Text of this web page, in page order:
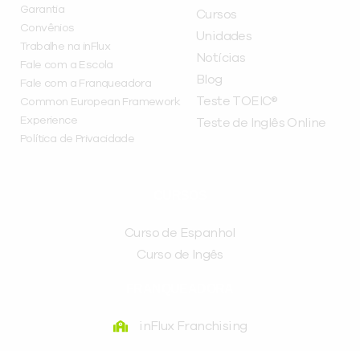
Garantia
Convênios
Trabalhe na inFlux
Fale com a Escola
Fale com a Franqueadora
Common European Framework
Experience
Política de Privacidade
Cursos
Unidades
Notícias
Blog
Teste TOEIC®
Teste de Inglês Online
Curso de Espanhol
Curso de Ingês
inFlux Franchising